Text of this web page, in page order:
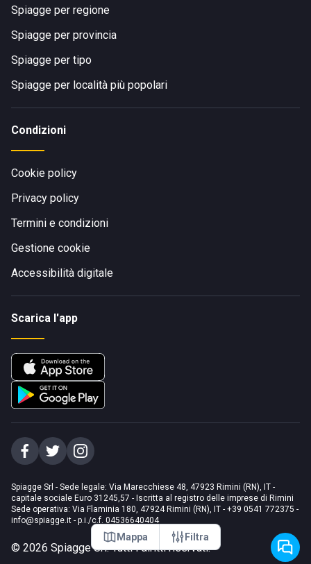
Mappa Filtra
Spiagge per regione
Spiagge per provincia
Spiagge per tipo
Spiagge per località più popolari
Condizioni
Cookie policy
Privacy policy
Termini e condizioni
Gestione cookie
Accessibilità digitale
Scarica l'app
Spiagge Srl - Sede legale: Via Marecchiese 48, 47923 Rimini (RN), IT -
capitale sociale Euro 31245,57 - Iscritta al registro delle imprese di Rimini
Sede operativa: Via Flaminia 180, 47924 Rimini (RN), IT - +39 0541 772375 -
info@spiagge.it - p.i./c.f. 04536640404
© 2026 Spiagge Srl. Tutti i diritti riservati.